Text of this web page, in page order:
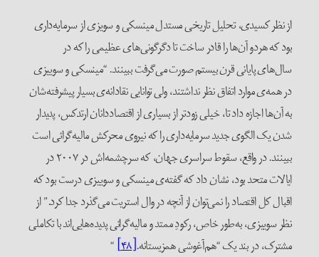
از نظر کسیدی، تحلیل تاریخی مستدل مینسکی و سویزی از سرمایه‌داری
بود که هر‌دو آن‌ها را قادر ساخت تا دگرگونی‌های عظیمی را که در
سال‌های پایانی قرن بیستم صورت می‌گرفت ببینند. “مینسکی و سوییزی
در همه‌ی موارد اتفاق نظر نداشتند، ولی توانایی نقادانه‌ی بسیار پیشرفته‌‌شان
به آن‌ها اجازه داد تا، خیلی زودتر از بسیاری از اقتصاددانان ارتدکس، پدیدار
شدن یک الگوی جدید سرمایه‌داری را که نیروی محرکش مالیه‌گرائی است
ببینند. در واقع، سقوط سراسری جهان، که سرچشمه‌اش در ۲۰۰۷ در
ایالات متحد بود، نشان داد که گفته‌ی مینسکی و سوییزی درست بود که
اقبال کل اقتصاد را نمی‌توان از آنچه در وال استریت می‌گذرد جدا کرد.” از
نظر سوییزی، به‌طور خاص، رکودِ ممتد و مالیه‌گرائی پدیده‌هایی‌اند با تکاملی
مشترک، در بند یک “هم‌آغوشی همزیستانه.[۴۸]
“